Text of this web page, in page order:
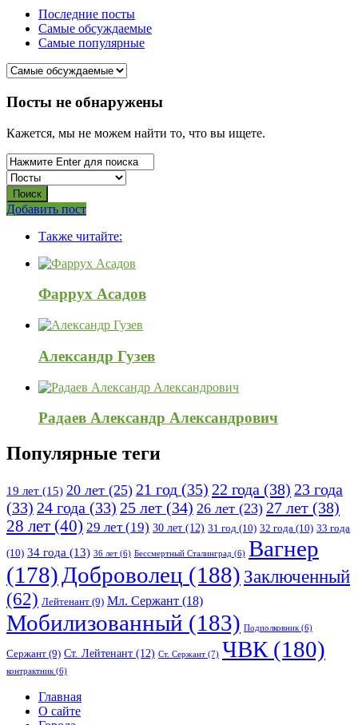
Последние посты
Самые обсуждаемые
Самые популярные
СВО
Списки
погибших
2022-
2026,
Новости
СВО
Последний
Посты
Посты не обнаружены
Кажется, мы не можем найти то, что вы ищете.
Боковая
Добавить пост
120x600Также читайте:
Фаррух Асадов
Александр Гузев
Радаев Александр Александрович
Популярные теги
19 лет (15) 20 лет (25) 21 год (35) 22 года (38) 23 года
(33) 24 года (33) 25 лет (34) 26 лет (23) 27 лет (38)
28 лет (40) 29 лет(19) 30 лет (12) 31 год (10) 32 года (10) 33 года
(10) 34 года (13) 36 лет (6) Бессмертный Сталинград (6) Вагнер
(178) Доброволец (188) Заключенный
(62) Лейтенант (9) Мл. Сержант (18)
Мобилизованный (183) Подполковник (6)
Сержант (9) Ст. Лейтенант (12) Ст. Сержант (7) ЧВК (180)
контрактник (6)
Исследовать
Главная
О сайте